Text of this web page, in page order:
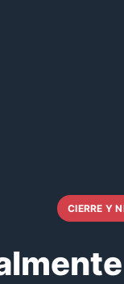
CIERRE Y